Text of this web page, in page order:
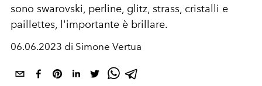
sono swarovski, perline, glitz, strass, cristalli e
paillettes, l'importante è brillare.
06.06.2023 di Simone Vertua